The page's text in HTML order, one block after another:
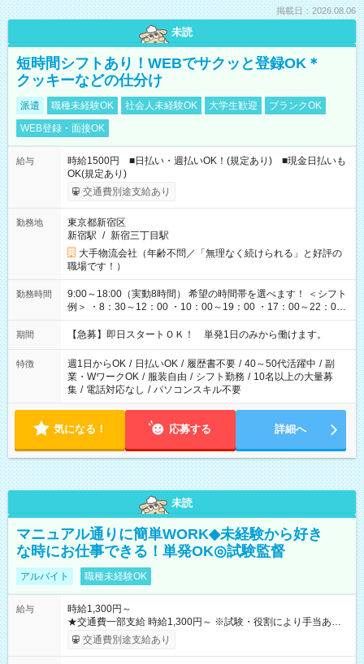
掲載日：2026.08.06
未読
短時間シフトあり！WEBでサクッと登録OK＊
クッキーなどの仕分け
派遣 職種未経験OK 社会人未経験OK 大学生歓迎
ブランクOK
WEB登録・面接OK
給与
時給1500円 ■日払い・週払いOK！(規定あり) ■現金日払いも
OK(規定あり)
交通費別途支給あり
勤務地
東京都新宿区
新宿駅 / 新宿三丁目駅
大手物流会社（年齢不問／「無理なく続けられる」と好評の
職場です！）
勤務時間
9:00～18:00（実動8時間） 希望の時間帯を選べます！ ＜シフト
例＞ ・8：30～12：00 ・10：00～19：00 ・17：00～22：00
・13：00～22：00 ・22：00～翌6：00 など
期間 【急募】即日スタートＯＫ！ 単発1日のみから働けます。
特徴 週1日からOK / 日払いOK / 履歴書不要 / 40～50代活躍中 / 副
業・WワークOK / 服装自由 / シフト勤務 / 10名以上の大量募
集 / 電話対応なし / パソコンスキル不要
気になる！ 応募する 詳細へ
未読
マニュアル通りに簡単WORK◆未経験から好き
な時にお仕事できる！単発OK◎試験監督
アルバイト 職種未経験OK
給与
時給1,300円～
★交通費一部支給 時給1,300円～ ※試験・役割により手当あり
※勤務回数により昇給あり 【即給（前払い）オプションあ
り！】 希望される場合、勤務から1週間ほどで給与の一部を受け
交通費別途支給あり